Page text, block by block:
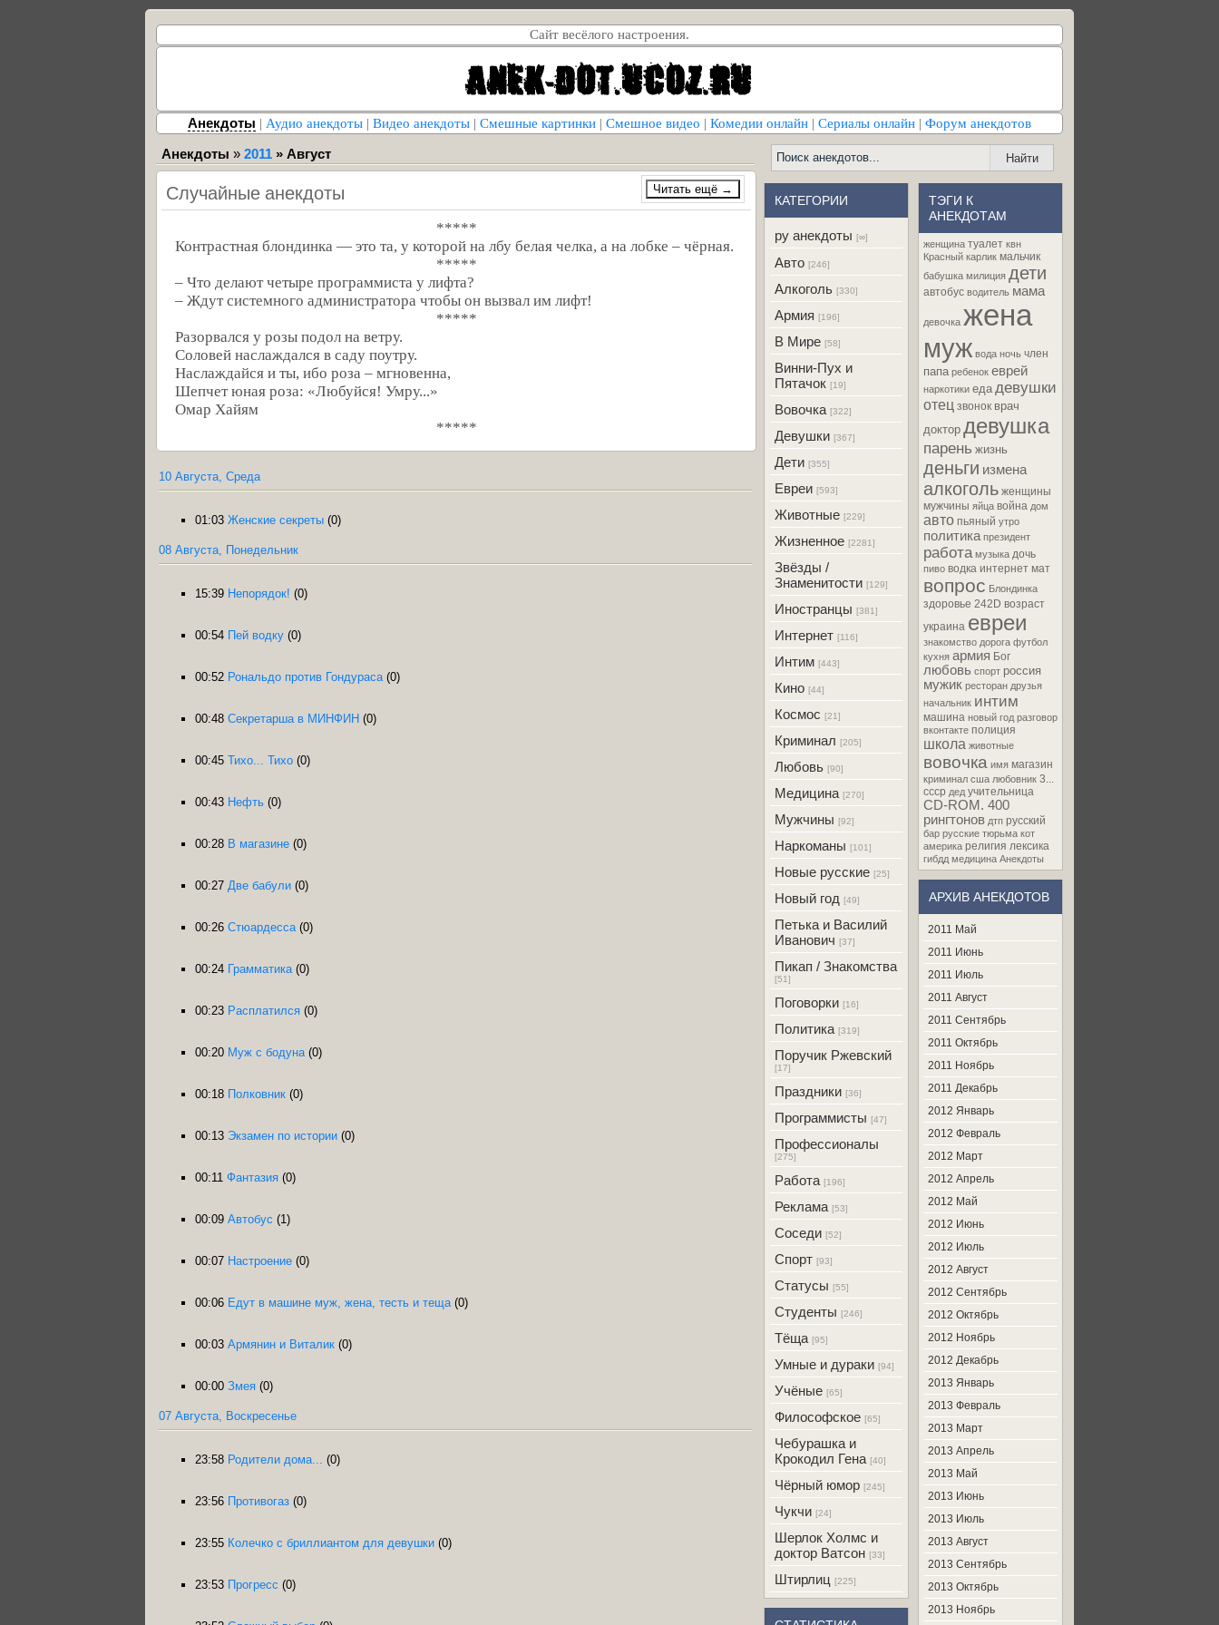
Сайт весёлого настроения.
Анекдоты | Аудио анекдоты | Видео анекдоты | Смешные картинки | Смешное видео | Комедии онлайн | Сериалы онлайн | Форум анекдотов
Анекдоты » 2011 » Август
Случайные анекдоты
*****
Контрастная блондинка — это та, у которой на лбу белая челка, а на лобке – чёрная.
*****
– Что делают четыре программиста у лифта?
– Ждут системного администратора чтобы он вызвал им лифт!
*****
Разорвался у розы подол на ветру.
Соловей наслаждался в саду поутру.
Наслаждайся и ты, ибо роза – мгновенна,
Шепчет юная роза: «Любуйся! Умру...»
Омар Хайям
*****
10 Августа, Среда
01:03 Женские секреты (0)
08 Августа, Понедельник
15:39 Непорядок! (0)
00:54 Пей водку (0)
00:52 Рональдо против Гондураса (0)
00:48 Секретарша в МИНФИН (0)
00:45 Тихо... Тихо (0)
00:43 Нефть (0)
00:28 В магазине (0)
00:27 Две бабули (0)
00:26 Стюардесса (0)
00:24 Грамматика (0)
00:23 Расплатился (0)
00:20 Муж с бодуна (0)
00:18 Полковник (0)
00:13 Экзамен по истории (0)
00:11 Фантазия (0)
00:09 Автобус (1)
00:07 Настроение (0)
00:06 Едут в машине муж, жена, тесть и теща (0)
00:03 Армянин и Виталик (0)
00:00 Змея (0)
07 Августа, Воскресенье
23:58 Родители дома... (0)
23:56 Противогаз (0)
23:55 Колечко с бриллиантом для девушки (0)
23:53 Прогресс (0)
КАТЕГОРИИ
ру анекдоты [∞]
Авто [246]
Алкоголь [330]
Армия [196]
В Мире [58]
Винни-Пух и
Пятачок [19]
Вовочка [322]
Девушки [367]
Дети [355]
Евреи [593]
Животные [229]
Жизненное [2281]
Звёзды /
Знаменитости [129]
Иностранцы [381]
Интернет [116]
Интим [443]
Кино [44]
Космос [21]
Криминал [205]
Любовь [90]
Медицина [270]
Мужчины [92]
Наркоманы [101]
Новые русские [25]
Новый год [49]
Петька и Василий
Иванович [37]
Пикап / Знакомства
[51]
Поговорки [16]
Политика [319]
Поручик Ржевский
[17]
Праздники [36]
Программисты [47]
Профессионалы
[275]
Работа [196]
Реклама [53]
Соседи [52]
Спорт [93]
Статусы [55]
Студенты [246]
Тёща [95]
Умные и дураки [94]
Учёные [65]
Философское [65]
Чебурашка и
Крокодил Гена [40]
Чёрный юмор [245]
Чукчи [24]
Шерлок Холмс и
доктор Ватсон [33]
Штирлиц [225]
ТЭГИ К
АНЕКДОТАМ
женщина туалет квн
Красный карлик мальчик
бабушка милиция дети
автобус водитель мама
девочка жена
муж вода ночь член
папа ребенок еврей
наркотики еда девушки
отец звонок врач
доктор девушка
парень жизнь
деньги измена
алкоголь женщины
мужчины яйца война дом
авто пьяный утро
политика президент
работа музыка дочь
пиво водка интернет мат
вопрос Блондинка
здоровье 242D возраст
украина евреи
знакомство дорога футбол
кухня армия Бог
любовь спорт россия
мужик ресторан друзья
начальник интим
машина новый год разговор
вконтакте полиция
школа животные
вовочка имя магазин
криминал сша любовник 3...
ссср дед учительница
CD-ROM. 400
рингтонов дтп русский
бар русские тюрьма кот
америка религия лексика
гибдд медицина Анекдоты
АРХИВ АНЕКДОТОВ
2011 Май
2011 Июнь
2011 Июль
2011 Август
2011 Сентябрь
2011 Октябрь
2011 Ноябрь
2011 Декабрь
2012 Январь
2012 Февраль
2012 Март
2012 Апрель
2012 Май
2012 Июнь
2012 Июль
2012 Август
2012 Сентябрь
2012 Октябрь
2012 Ноябрь
2012 Декабрь
2013 Январь
2013 Февраль
2013 Март
2013 Апрель
2013 Май
2013 Июнь
2013 Июль
2013 Август
2013 Сентябрь
2013 Октябрь
2013 Ноябрь